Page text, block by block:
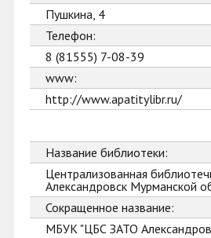
Пушкина, 4
Телефон:
8 (81555) 7-08-39
www:
http://www.apatitylibr.ru/
Название библиотеки:
Централизованная
Александровск Мурманской
Сокращенное название:
МБУК "ЦБС ЗАТО